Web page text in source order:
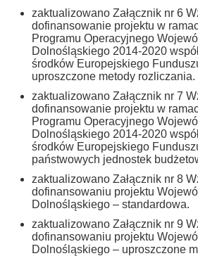
zaktualizowano Załącznik nr 6
dofinansowanie projektu w
Programu Operacyjnego
Dolnośląskiego 2014-2020
środków Europejskiego
uproszczone metody rozliczania.
zaktualizowano Załącznik nr 7
dofinansowanie projektu w
Programu Operacyjnego
Dolnośląskiego 2014-2020
środków Europejskiego
państwowych jednostek
zaktualizowano Załącznik nr 8
dofinansowaniu projektu
Dolnośląskiego – standardowa.
zaktualizowano Załącznik nr 9
dofinansowaniu projektu
Dolnośląskiego – uproszczone